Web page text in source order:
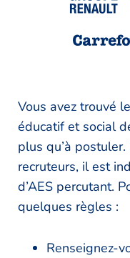
Vous avez trouvé
éducatif et social
plus qu’à
recruteurs, il est
d’AES percutant.
quelques règles :
Renseignez-